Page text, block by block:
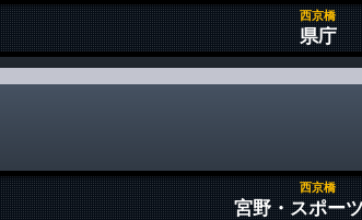
西京橋
県庁
西京橋
宮野・スポー